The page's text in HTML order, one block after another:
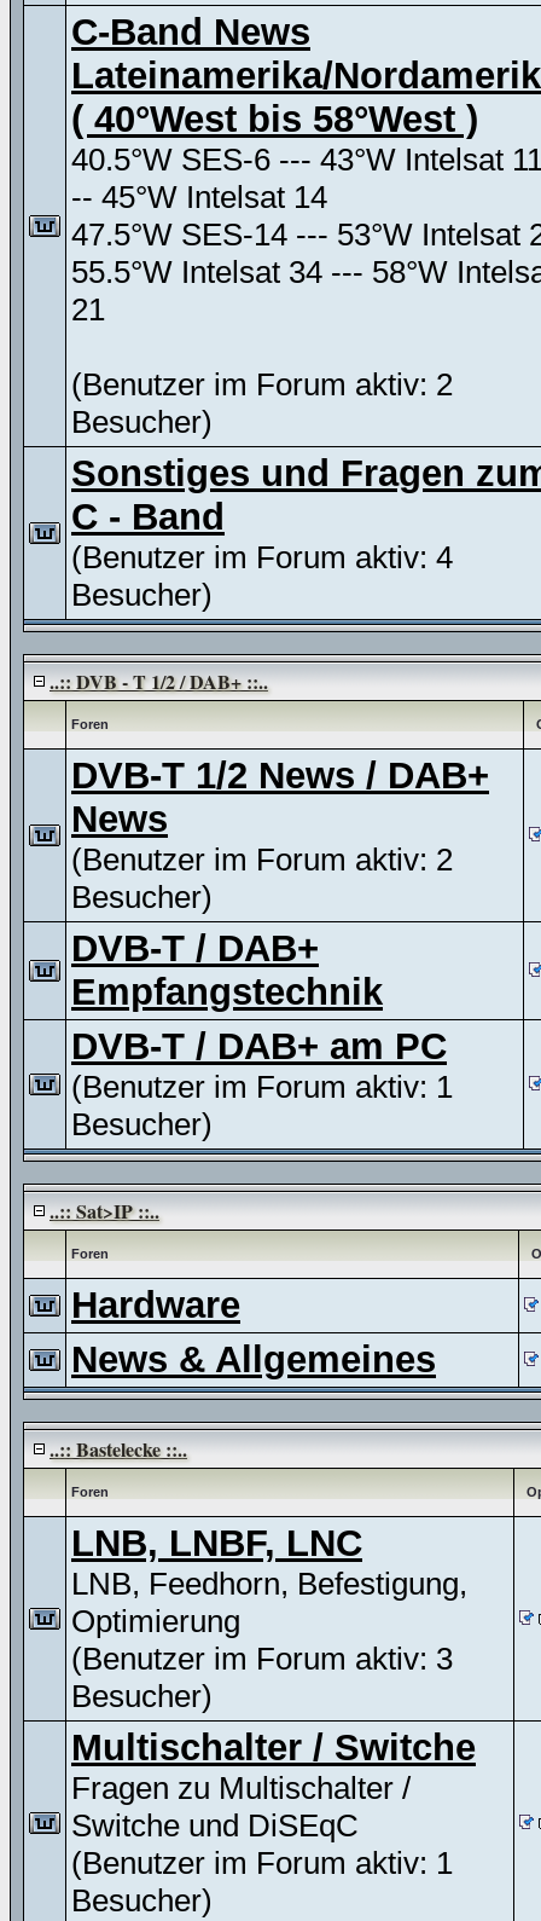
C-Band News
Lateinamerika/
( 40°West bis 58°West )
40.5°W SES-6 --- 43°W Intelsat
-- 45°W Intelsat 14
47.5°W SES-14 --- 53°W Intelsat
55.5°W Intelsat 34 --- 58°W
21
(Benutzer im Forum aktiv: 2
Besucher)
Sonstiges und Fragen
C - Band
(Benutzer im Forum aktiv: 4
Besucher)
..:: DVB - T 1/2 / DAB+ ::..
Foren
DVB-T 1/2 News / DAB+
News
(Benutzer im Forum aktiv: 2
Besucher)
DVB-T / DAB+
Empfangstechnik
DVB-T / DAB+ am PC
(Benutzer im Forum aktiv: 1
Besucher)
..:: Sat>IP ::..
Foren
Hardware
News & Allgemeines
..:: Bastelecke ::..
Foren
LNB, LNBF, LNC
LNB, Feedhorn, Befestigung,
Optimierung
(Benutzer im Forum aktiv: 3
Besucher)
Multischalter / Switche
Fragen zu Multischalter /
Switche und DiSEqC
(Benutzer im Forum aktiv: 1
Besucher)